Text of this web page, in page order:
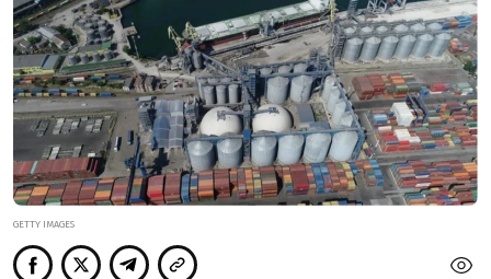
GETTY IMAGES